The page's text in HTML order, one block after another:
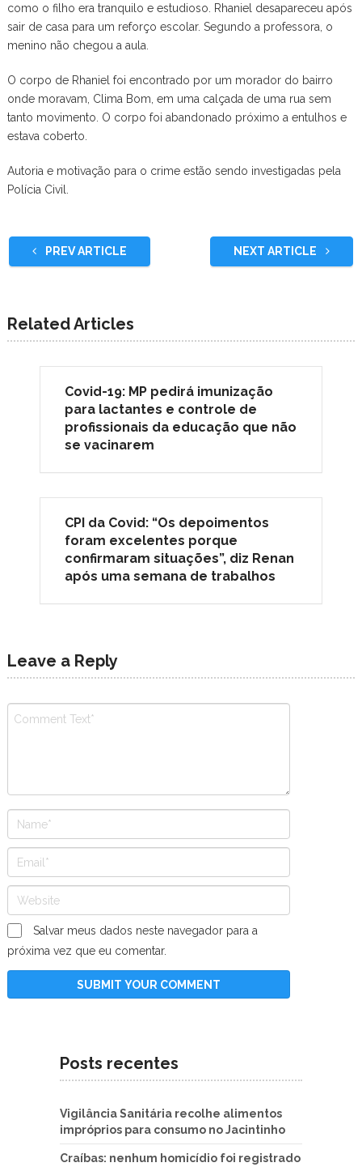
como o filho era tranquilo e estudioso. Rhaniel desapareceu após
sair de casa para um reforço escolar. Segundo a professora, o
menino não chegou a aula.
O corpo de Rhaniel foi encontrado por um morador do bairro
onde moravam, Clima Bom, em uma calçada de uma rua sem
tanto movimento. O corpo foi abandonado próximo a entulhos e
estava coberto.
Autoria e motivação para o crime estão sendo investigadas pela
Polícia Civil.
PREV ARTICLE NEXT ARTICLE
Related Articles
Covid-19: MP pedirá imunização
para lactantes e controle de
profissionais da educação que não
se vacinarem
CPI da Covid: “Os depoimentos
foram excelentes porque
confirmaram situações”, diz Renan
após uma semana de trabalhos
Leave a Reply
Salvar meus dados neste navegador para a
próxima vez que eu comentar.
Posts recentes
Vigilância Sanitária recolhe alimentos
impróprios para consumo no Jacintinho
Craíbas: nenhum homicídio foi registrado